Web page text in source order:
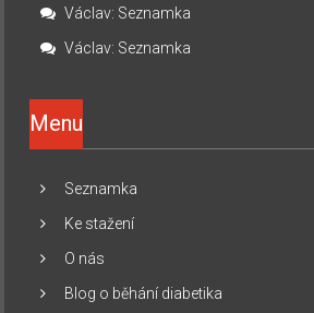
Václav: Seznamka
Václav: Seznamka
Menu
Seznamka
Ke stažení
O nás
Blog o běhání diabetika